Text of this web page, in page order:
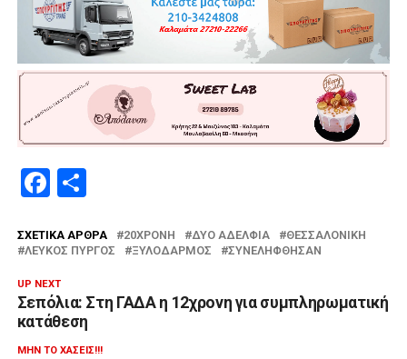
Facebook
ΣΧΕΤΙΚΆ ΆΡΘΡΑ 20ΧΡΟΝΗ ΔΎΟ ΑΔΈΛΦΙΑ
ΘΕΣΣΑΛΟΝΊΚΗ
ΛΕΥΚΌΣ ΠΎΡΓΟΣ
ΞΥΛΟΔΑΡΜΌΣ ΣΥΝΕΛΉΦΘΗΣΑΝ
UP NEXT
Σεπόλια: Στη ΓΑΔΑ η 12χρονη για συμπληρωματική
κατάθεση
ΜΗΝ ΤΟ ΧΆΣΕΙΣ!!!